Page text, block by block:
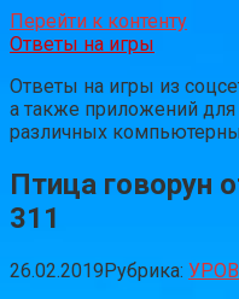
Перейти к контенту
Ответы на игры
Ответы на игры из
а также приложений
различных
Птица говорун
311
26.02.2019Рубрика: